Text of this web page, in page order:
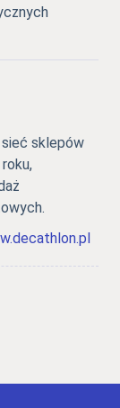
sklepów